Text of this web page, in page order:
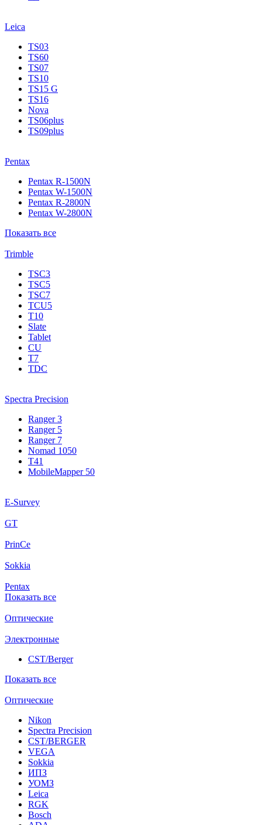
Leica
TS03
TS60
TS07
TS10
TS15 G
TS16
Nova
TS06plus
TS09plus
Pentax
Pentax R-1500N
Pentax W-1500N
Pentax R-2800N
Pentax W-2800N
Показать все
Trimble
TSC3
TSC5
TSC7
TCU5
T10
Slate
Tablet
CU
T7
TDC
Spectra Precision
Ranger 3
Ranger 5
Ranger 7
Nomad 1050
T41
MobileMapper 50
E-Survey
GT
PrinCe
Sokkia
Pentax
Показать все
Оптические
Электронные
CST/Berger
Показать все
Оптические
Nikon
Spectra Precision
CST/BERGER
VEGA
Sokkia
ИПЗ
УОМЗ
Leica
RGK
Bosch